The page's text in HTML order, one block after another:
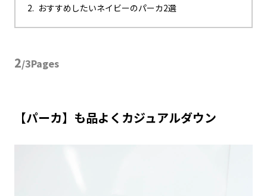
おすすめしたいネイビーのパーカ2選
2/3Pages
【パーカ】も品よくカジュアルダウン